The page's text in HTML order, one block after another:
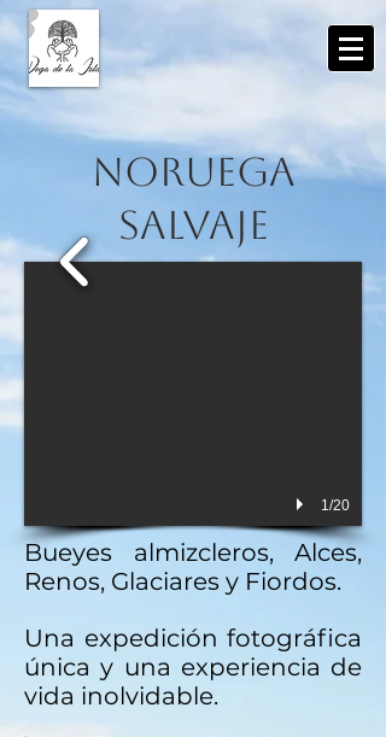
​Noruega
Salvaje
1/20
Bueyes almizcleros, Alces,
Renos, Glaciares y Fiordos.
Una expedición fotográfica
única y una experiencia de
vida inolvidable.